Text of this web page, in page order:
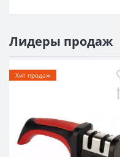
Лидеры продаж
Хит продаж